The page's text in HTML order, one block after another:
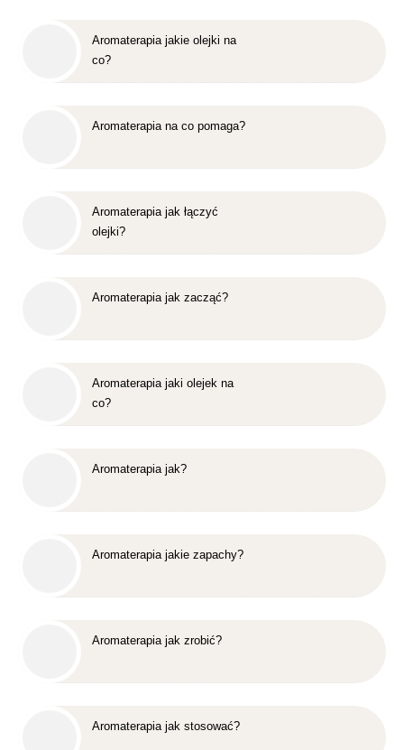
Aromaterapia jakie olejki na
co?
Aromaterapia na co pomaga?
Aromaterapia jak łączyć
olejki?
Aromaterapia jak zacząć?
Aromaterapia jaki olejek na
co?
Aromaterapia jak?
Aromaterapia jakie zapachy?
Aromaterapia jak zrobić?
Aromaterapia jak stosować?